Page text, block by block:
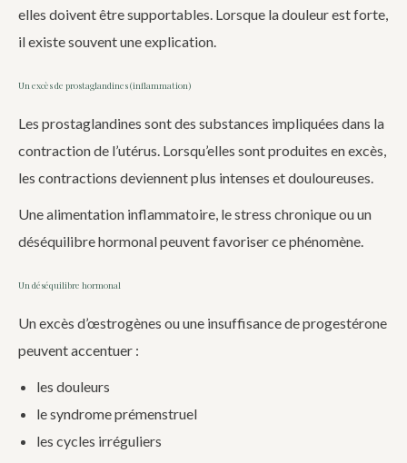
elles doivent être supportables. Lorsque la douleur est forte,
il existe souvent une explication.
Un excès de prostaglandines (inflammation)
Les prostaglandines sont des substances impliquées dans la
contraction de l’utérus. Lorsqu’elles sont produites en excès,
les contractions deviennent plus intenses et douloureuses.
Une alimentation inflammatoire, le stress chronique ou un
déséquilibre hormonal peuvent favoriser ce phénomène.
Un déséquilibre hormonal
Un excès d’œstrogènes ou une insuffisance de progestérone
peuvent accentuer :
les douleurs
le syndrome prémenstruel
les cycles irréguliers